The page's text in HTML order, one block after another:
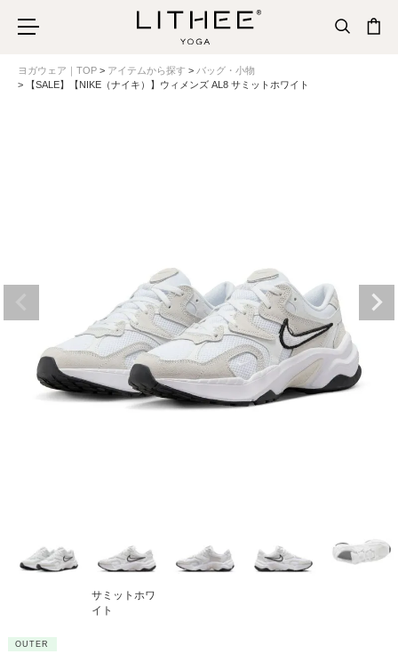
ヨガウェア｜TOP アイテムから探す
バッグ・小物
【SALE】【NIKE（ナイキ）】ウィメンズ AL8 サミットホワイト
サミットホワ
イト
OUTER